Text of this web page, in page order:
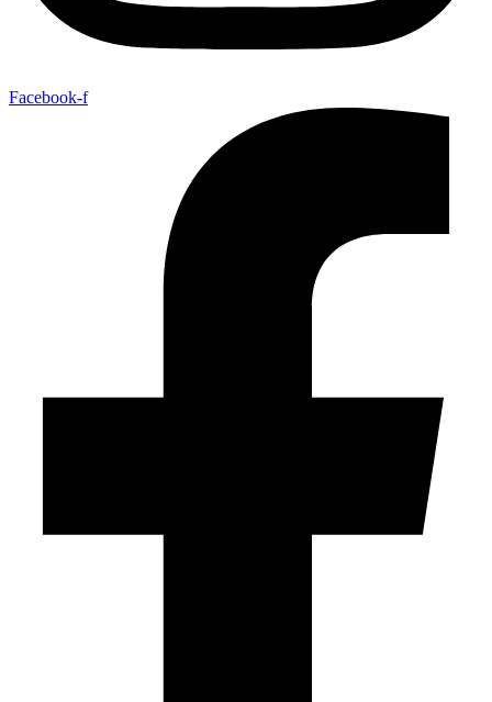
Facebook-f